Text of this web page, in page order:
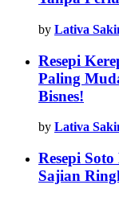
by Lativa
Resepi
Paling
Bisnes!
by Lativa
Resepi
Sajian